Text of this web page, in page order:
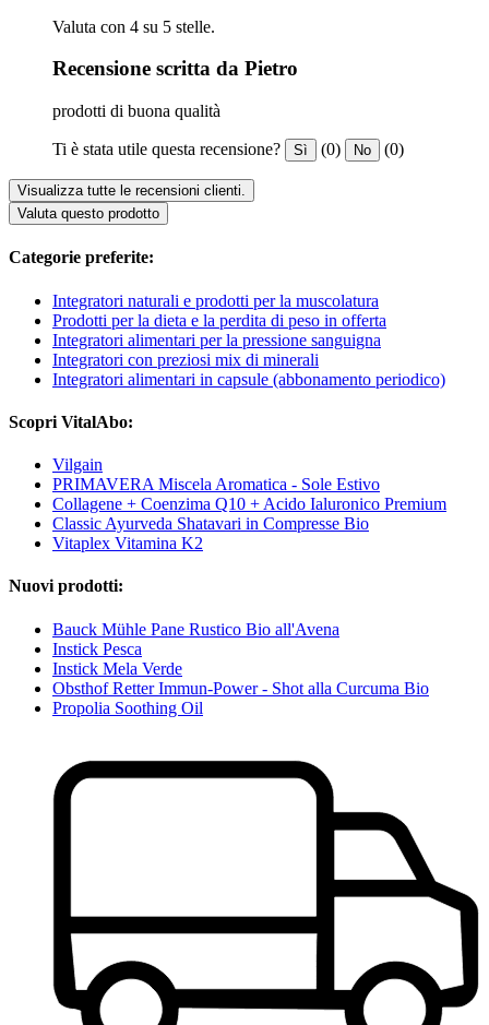
Valuta con 4 su 5 stelle.
Recensione scritta da Pietro
prodotti di buona qualità
Ti è stata utile questa recensione? Sì (0) No (0)
Visualizza tutte le recensioni clienti.
Valuta questo prodotto
Categorie preferite:
Integratori naturali e prodotti per la muscolatura
Prodotti per la dieta e la perdita di peso in offerta
Integratori alimentari per la pressione sanguigna
Integratori con preziosi mix di minerali
Integratori alimentari in capsule (abbonamento periodico)
Scopri VitalAbo:
Vilgain
PRIMAVERA Miscela Aromatica - Sole Estivo
Collagene + Coenzima Q10 + Acido Ialuronico Premium
Classic Ayurveda Shatavari in Compresse Bio
Vitaplex Vitamina K2
Nuovi prodotti:
Bauck Mühle Pane Rustico Bio all'Avena
Instick Pesca
Instick Mela Verde
Obsthof Retter Immun-Power - Shot alla Curcuma Bio
Propolia Soothing Oil